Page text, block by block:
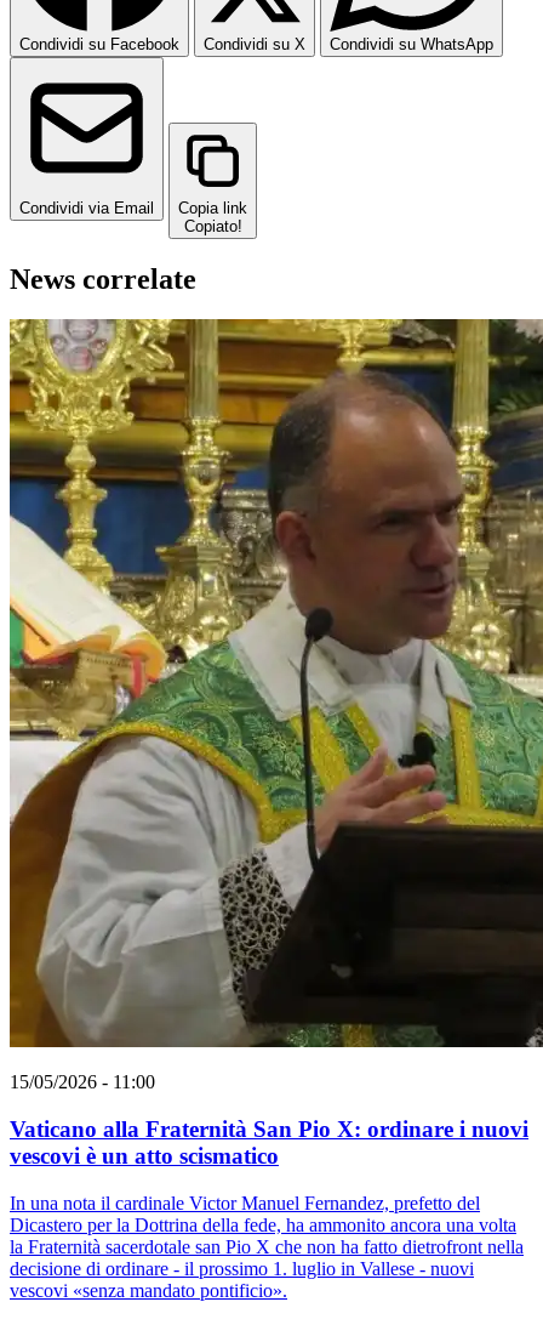
Condividi su Facebook Condividi su X Condividi su WhatsApp
Condividi via Email
Copia link
Copiato!
News correlate
15/05/2026 - 11:00
Vaticano alla Fraternità San Pio X: ordinare i nuovi
vescovi è un atto scismatico
In una nota il cardinale Victor Manuel Fernandez, prefetto del
Dicastero per la Dottrina della fede, ha ammonito ancora una volta
la Fraternità sacerdotale san Pio X che non ha fatto dietrofront nella
decisione di ordinare - il prossimo 1. luglio in Vallese - nuovi
vescovi «senza mandato pontificio».